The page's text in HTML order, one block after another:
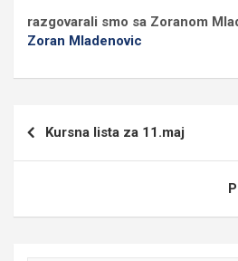
razgovarali smo sa Zoranom
Zoran Mladenovic
Kursna lista za 11.maj